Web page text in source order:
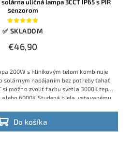
uličná lampa 3CCT IP65 s PIR
senzorom
✅ SKLADOM
€46,90
Do košíka
200W s hliníkovým telom kombinuje
solárnym napájaním bez potreby ťahať
si možno zvoliť farbu svetla 3000K teplá
alebo 6000K Studená biela, vstavanému